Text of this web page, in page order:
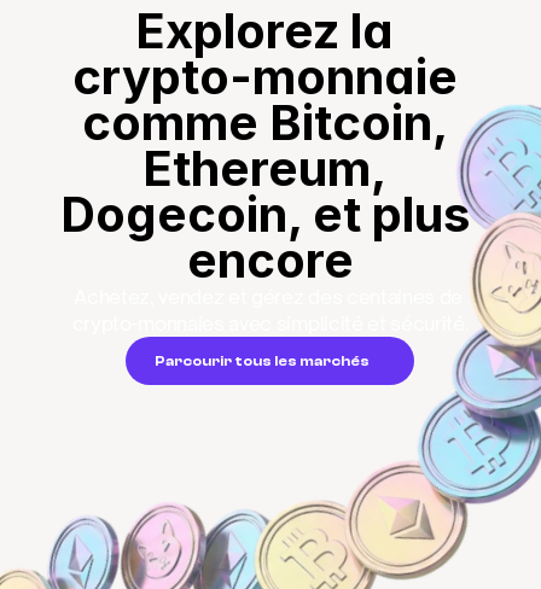
Explorez la
crypto-monnaie
comme Bitcoin,
Ethereum,
Dogecoin, et plus
encore
Parcourir tous les marchés